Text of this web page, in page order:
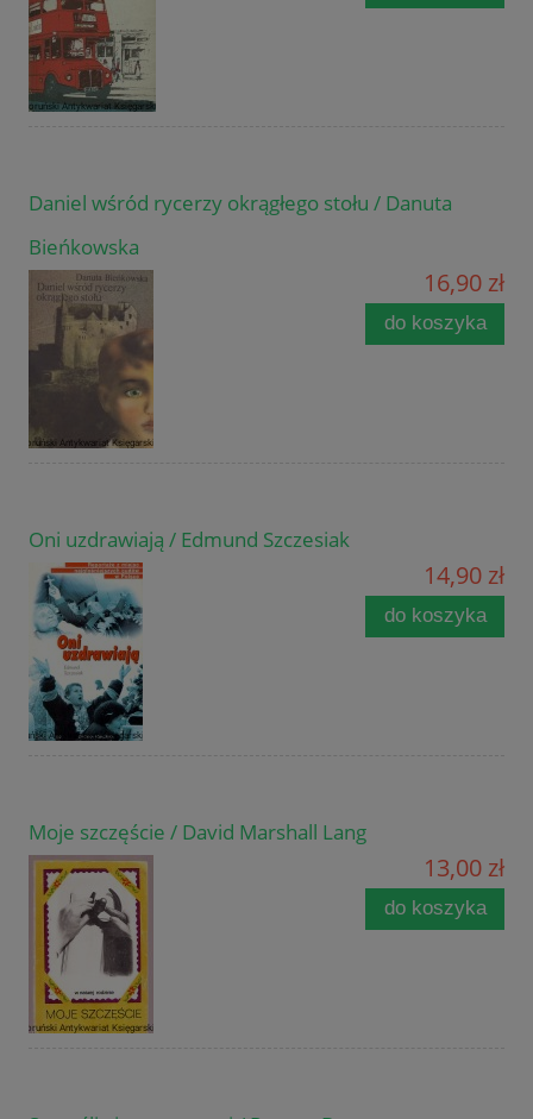
Daniel wśród rycerzy okrągłego stołu / Danuta
Bieńkowska
16,90 zł
do koszyka
Oni uzdrawiają / Edmund Szczesiak
14,90 zł
do koszyka
Moje szczęście / David Marshall Lang
13,00 zł
do koszyka